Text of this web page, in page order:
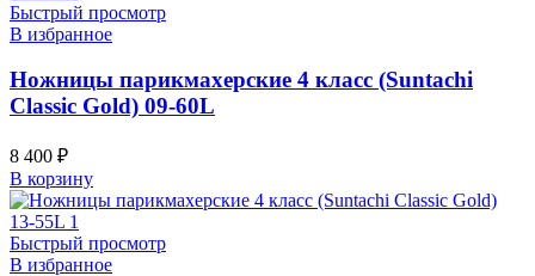
Быстрый просмотр
В избранное
Ножницы парикмахерские 4 класс (Suntachi
Classic Gold) 09-60L
8 400 ₽
В корзину
Быстрый просмотр
В избранное